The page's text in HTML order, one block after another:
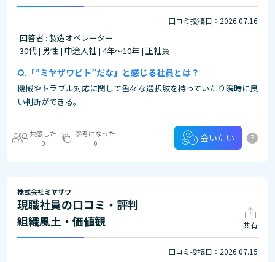
口コミ投稿日：2026.07.16
回答者 : 製造オペレーター
30代 | 男性 | 中途入社 | 4年～10年 | 正社員
「“ミヤザワビト”だな」と感じる社員とは？
機械やトラブル対応に関して色々な選択肢を持っていたり瞬時に良
い判断ができる。
共感した
0
参考になった
0
会いたい ?
株式会社ミヤザワ
現職社員の口コミ・評判
組織風土・価値観
共有
口コミ投稿日：2026.07.15